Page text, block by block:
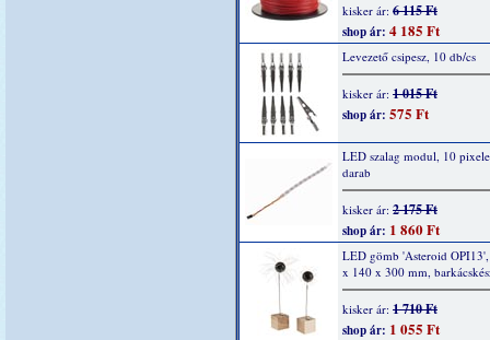
kisker ár: 6 115 Ft
shop ár: 4 185 Ft
Levezető csipesz, 10 db/cs
kisker ár: 1 015 Ft
shop ár: 575 Ft
LED szalag modul, 10
darab
kisker ár: 2 175 Ft
shop ár: 1 860 Ft
LED gömb 'Asteroid
x 140 x 300 mm,
kisker ár: 1 710 Ft
shop ár: 1 055 Ft